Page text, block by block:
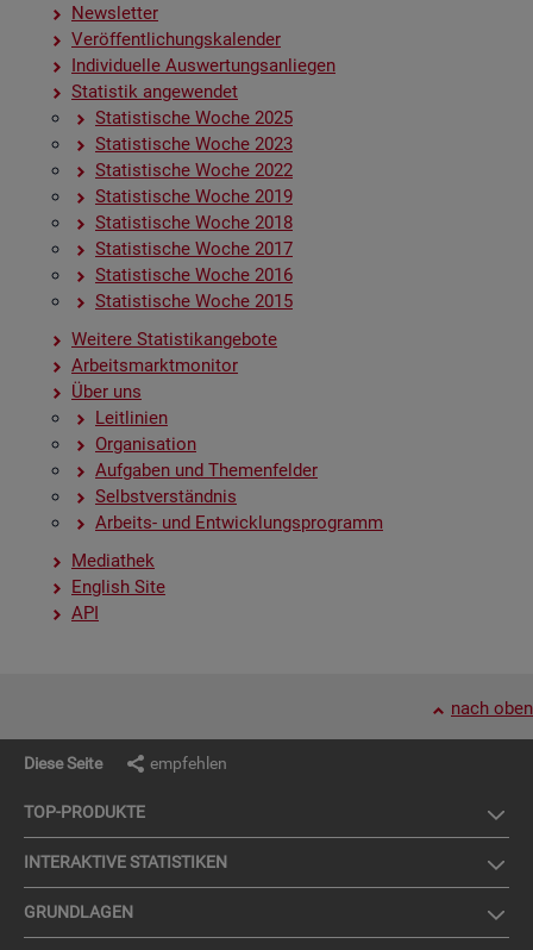
News­let­ter
Ver­öf­fent­li­chungs­ka­len­der
In­di­vi­du­el­le Aus­wer­tungs­an­lie­gen
Sta­tis­tik an­ge­wen­det
Sta­tis­ti­sche Woche 2025
Sta­tis­ti­sche Woche 2023
Sta­tis­ti­sche Woche 2022
Sta­tis­ti­sche Woche 2019
Sta­tis­ti­sche Woche 2018
Sta­tis­ti­sche Woche 2017
Sta­tis­ti­sche Woche 2016
Sta­tis­ti­sche Woche 2015
Wei­te­re Sta­tis­tik­an­ge­bo­te
Ar­beits­markt­mo­ni­tor
Über uns
Leit­li­ni­en
Or­ga­ni­sa­ti­on
Auf­ga­ben und The­men­fel­der
Selbst­ver­ständ­nis
Ar­beits- und Ent­wick­lungs­pro­gramm
Me­dia­thek
English Site
API
nach oben
Diese Seite empfehlen
TOP-PRO­DUK­TE
IN­TER­AK­TI­VE STA­TIS­TI­KEN
GRUND­LA­GEN